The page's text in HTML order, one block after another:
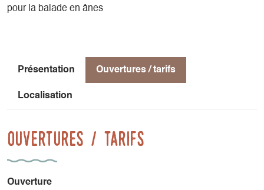
pour la balade en ânes
Présentation Ouvertures / tarifs
Localisation
Ouvertures / tarifs
Ouverture